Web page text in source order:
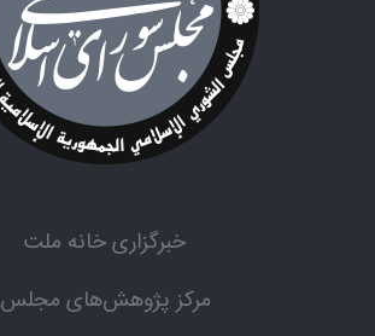
خبرگزاری خانه ملت
مرکز پژوهش‌های مجلس